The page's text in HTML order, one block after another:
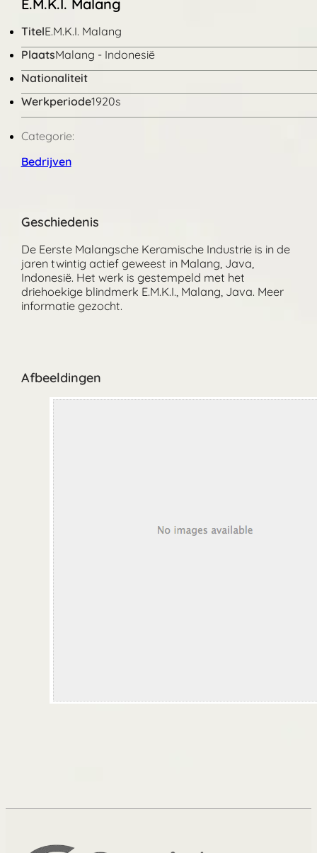
E.M.K.I. Malang
TitelE.M.K.I. Malang
PlaatsMalang - Indonesië
Nationaliteit
Werkperiode1920s
Categorie:
Bedrijven
Geschiedenis
De Eerste Malangsche Keramische Industrie is in de
jaren twintig actief geweest in Malang, Java,
Indonesië. Het werk is gestempeld met het
driehoekige blindmerk E.M.K.I., Malang, Java. Meer
informatie gezocht.
Afbeeldingen